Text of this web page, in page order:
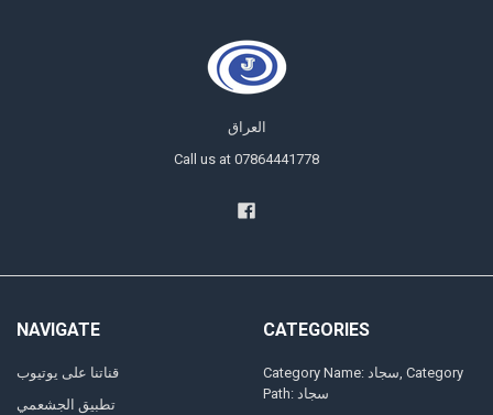
العراق
Call us at 07864441778
NAVIGATE
قناتنا على يوتيوب
تطبيق الجشعمي
CATEGORIES
Category Name: سجاد, Category
Path: سجاد